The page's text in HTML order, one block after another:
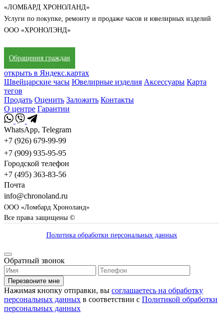
«ЛОМБАРД ХРОНОЛАНД»
Услуги по покупке, ремонту и продаже часов и ювелирных изделий
ООО «ХРОНОЛЭНД»
Обращения граждан
открыть в Яндекс.картах
Швейцарские часы Ювелирные изделия Аксессуары Карта
тегов
Продать Оценить Заложить Контакты
О центре Гарантии
WhatsApp, Telegram
+7 (926) 679-99-99
+7 (909) 935-95-95
Городской телефон
+7 (495) 363-83-56
Почта
info@chronoland.ru
ООО «Ломбард Хроноланд»
Все права защищены ©
Политика обработки персональных данных
Обратный звонок
Перезвоните мне
Нажимая кнопку отправки, вы соглашаетесь на обработку
персональных данных в соответствии с Политикой обработки
персональных данных